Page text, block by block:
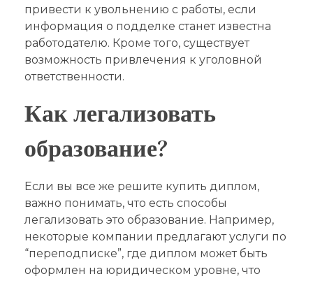
привести к увольнению с работы, если
информация о подделке станет известна
работодателю. Кроме того, существует
возможность привлечения к уголовной
ответственности.
Как легализовать
образование?
Если вы все же решите купить диплом,
важно понимать, что есть способы
легализовать это образование. Например,
некоторые компании предлагают услуги по
“переподписке”, где диплом может быть
оформлен на юридическом уровне, что